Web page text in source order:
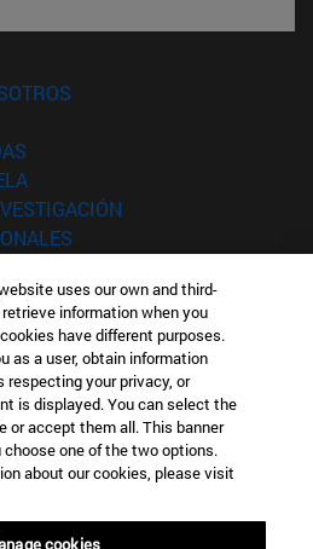
(abre en nueva ventana)
uses our own and third-
information when you
have different purposes.
as a user, obtain information
respecting your privacy, or
is displayed. You can select the
or accept them all. This banner
one of the two options.
about our cookies, please visit
cookies